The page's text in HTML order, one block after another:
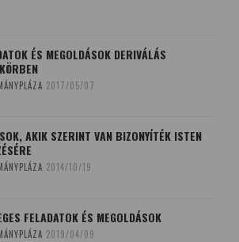
ÉS MEGOLDÁSOK DERIVÁLÁS
2017/05/07
AKIK SZERINT VAN BIZONYÍTÉK ISTEN
2014/10/19
FELADATOK ÉS MEGOLDÁSOK
2019/04/09